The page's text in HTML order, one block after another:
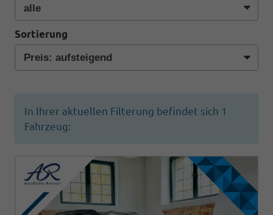
Sortierung
In Ihrer aktuellen Filterung befindet sich 1
Fahrzeug: